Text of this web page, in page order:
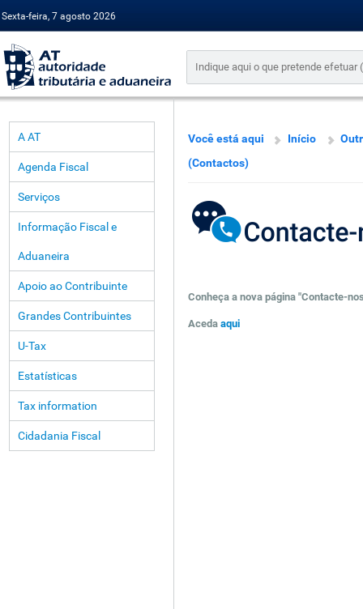
Sexta-feira, 7 agosto 2026
A AT
Agenda Fiscal
Serviços
Informação Fiscal e
Aduaneira
Apoio ao Contribuinte
Grandes Contribuintes
U-Tax
Estatísticas
Tax information
Cidadania Fiscal
Você está aqui Início
(Contactos)
Conheça a nova página "Contacte-
Aceda aqui